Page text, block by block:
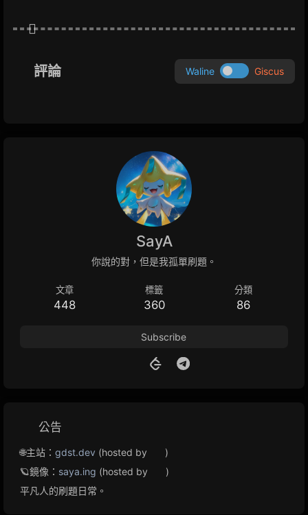
評論 Waline Giscus
SayA
你說的對，但是我孤單刷題。
文章
448
標籤
360
分類
86
Subscribe
公告
🌐主站： gdst.dev (hosted by
)
🪐鏡像： saya.ing (hosted by
)
平凡人的刷題日常。